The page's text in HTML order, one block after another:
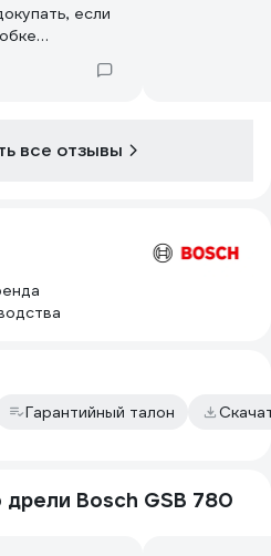
если
все отзывы
Гарантийный талон
Bosch GSB 780